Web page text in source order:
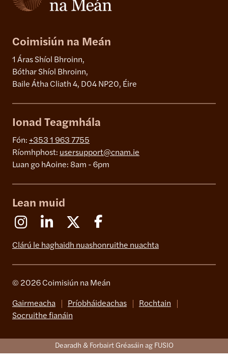
Coimisiún na Meán
1 Áras Shíol Bhroinn,
Bóthar Shíol Bhroinn,
Baile Átha Cliath 4, D04 NP20, Éire
Ionad Teagmhála
Fón: +353 1 963 7755
Ríomhphost: usersupport@cnam.ie
Luan go hAoine: 8am - 6pm
Lean muid
InstagramLinkedin X (Formerly Twitter)
Clárú le haghaidh nuashonruithe nuachta
© 2026 Coimisiún na Meán
Gairmeacha Príobháideachas
Rochtain
Socruithe fianáin
Dearadh & Forbairt Gréasáin ag FUSIO